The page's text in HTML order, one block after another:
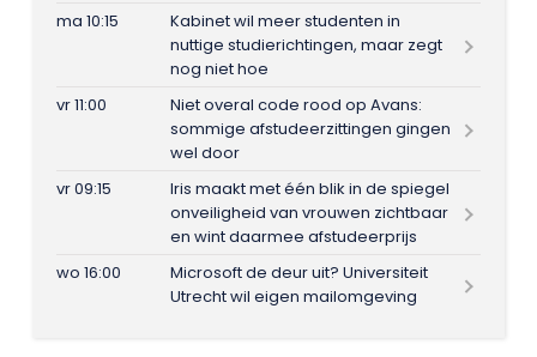
ma 10:15
Kabinet wil meer studenten in
nuttige studierichtingen, maar zegt
nog niet hoe
vr 11:00
Niet overal code rood op Avans:
sommige afstudeerzittingen gingen
wel door
vr 09:15
Iris maakt met één blik in de spiegel
onveiligheid van vrouwen zichtbaar
en wint daarmee afstudeerprijs
wo 16:00
Microsoft de deur uit? Universiteit
Utrecht wil eigen mailomgeving